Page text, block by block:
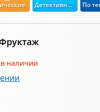
Детективные
наличии